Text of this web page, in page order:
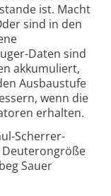
ist. Macht
sind in den
Daten sind
akkumuliert,
Ausbaustufe
wenn die
erhalten.
Scherrer-
Sauer